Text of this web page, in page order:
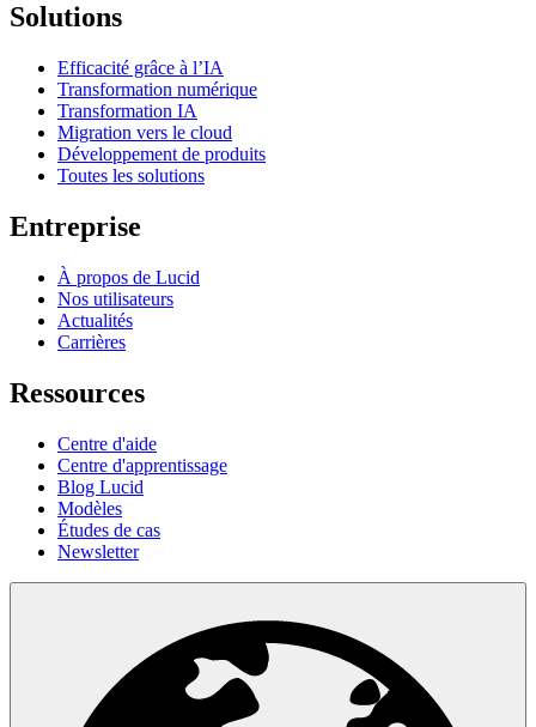
Solutions
Efficacité grâce à l’IA
Transformation numérique
Transformation IA
Migration vers le cloud
Développement de produits
Toutes les solutions
Entreprise
À propos de Lucid
Nos utilisateurs
Actualités
Carrières
Ressources
Centre d'aide
Centre d'apprentissage
Blog Lucid
Modèles
Études de cas
Newsletter